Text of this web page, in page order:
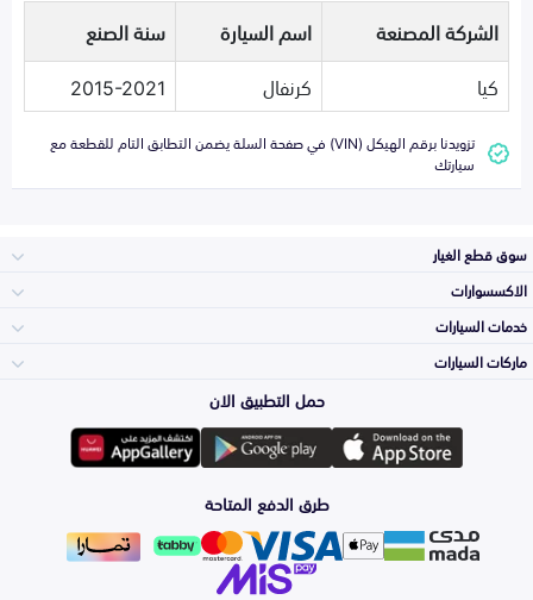
الشركة المصنعة اسم السيارة
سنة الصنع
كيا
كرنفال 2015-2021
تزويدنا برقم الهيكل (VIN) في صفحة السلة يضمن التطابق التام للقطعة مع
سيارتك
سوق قطع الغيار
المكائن، القيرات
وملحقاتها
الشمعات
والاصطبات (الاضاءة)
الاكسسوارات
لوازم الرحلات
اكسسوارات العناية
خدمات السيارات
الأكثر مبيعاً
التلميع والعناية
ماركات السيارات
Toyota
Hyundai
حمل التطبيق الان
طرق الدفع المتاحة